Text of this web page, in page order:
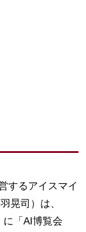
するアイスマイ
晃司）は、
に「AI博覧会